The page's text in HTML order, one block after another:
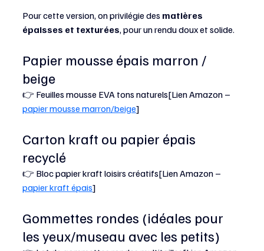
Pour cette version, on privilégie des matières
épaisses et texturées, pour un rendu doux et solide.
Papier mousse épais marron /
beige
👉 Feuilles mousse EVA tons naturels[Lien Amazon –
papier mousse marron/beige]
Carton kraft ou papier épais
recyclé
👉 Bloc papier kraft loisirs créatifs[Lien Amazon –
papier kraft épais]
Gommettes rondes (idéales pour
les yeux/museau avec les petits)